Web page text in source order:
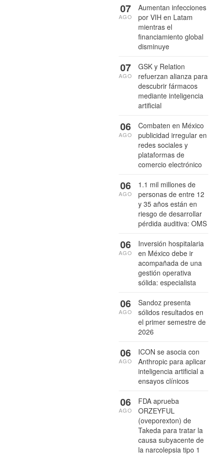
Aumentan infecciones
por VIH en Latam
mientras el
financiamiento global
disminuye
07
AGO
GSK y Relation
refuerzan alianza para
descubrir fármacos
mediante inteligencia
artificial
07
AGO
Combaten en México
publicidad irregular en
redes sociales y
plataformas de
comercio electrónico
06
AGO
1.1 mil millones de
personas de entre 12
y 35 años están en
riesgo de desarrollar
pérdida auditiva: OMS
06
AGO
Inversión hospitalaria
en México debe ir
acompañada de una
gestión operativa
sólida: especialista
06
AGO
Sandoz presenta
sólidos resultados en
el primer semestre de
2026
06
AGO
ICON se asocia con
Anthropic para aplicar
inteligencia artificial a
ensayos clínicos
06
AGO
FDA aprueba
ORZEYFUL
(oveporexton) de
Takeda para tratar la
causa subyacente de
la narcolepsia tipo 1
06
AGO